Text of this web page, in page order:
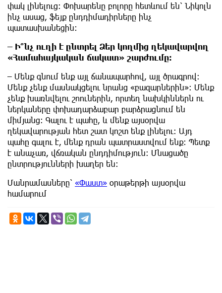
փակ լինելուց։ Փոխարենը բոլորը հետևում են՝ Նիկոլն
ինչ ասաց, ֆեյք ընդդիմադիրները ինչ
պատասխանեցին։
– Ի՞նչ ուղի է ընտրել Ձեր կողմից ղեկավարվող
«Համահայկական ճակատ» շարժումը։
– Մենք գնում ենք այլ ճանապարհով, այլ ծրագրով։
Մենք չենք մասնակցելու նրանց «բազարներին»։ Մենք
չենք խառնվելու շոուներին, որտեղ նախկիններն ու
ներկաները փոխադարձաբար բարձրացնում են
միմյանց։ Գալու է պահը, և մենք այսօրվա
ղեկավարության հետ շատ կոշտ ենք լինելու։ Այդ
պահը գալու է, մենք դրան պատրաստվում ենք։ Պետք
է անաչառ, վճռական ընդդիմություն։ Մնացածը
ընտրությունների խաղեր են։
Մանրամասները՝ «Փաստ» օրաթերթի այսօրվա
համարում